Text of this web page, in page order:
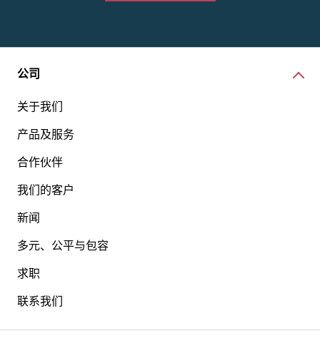
公司
关于我们
产品及服务
合作伙伴
我们的客户
新闻
多元、公平与包容
求职
联系我们